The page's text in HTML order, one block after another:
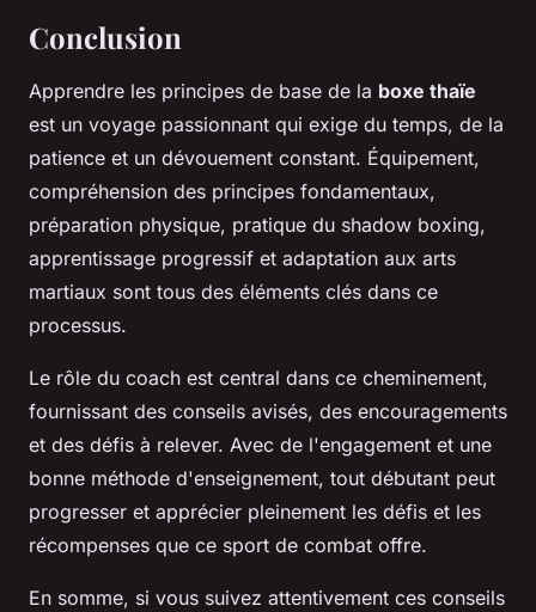
Conclusion
Apprendre les principes de base de la boxe thaïe
est un voyage passionnant qui exige du temps, de la
patience et un dévouement constant. Équipement,
compréhension des principes fondamentaux,
préparation physique, pratique du shadow boxing,
apprentissage progressif et adaptation aux arts
martiaux sont tous des éléments clés dans ce
processus.
Le rôle du coach est central dans ce cheminement,
fournissant des conseils avisés, des encouragements
et des défis à relever. Avec de l'engagement et une
bonne méthode d'enseignement, tout débutant peut
progresser et apprécier pleinement les défis et les
récompenses que ce sport de combat offre.
En somme, si vous suivez attentivement ces conseils